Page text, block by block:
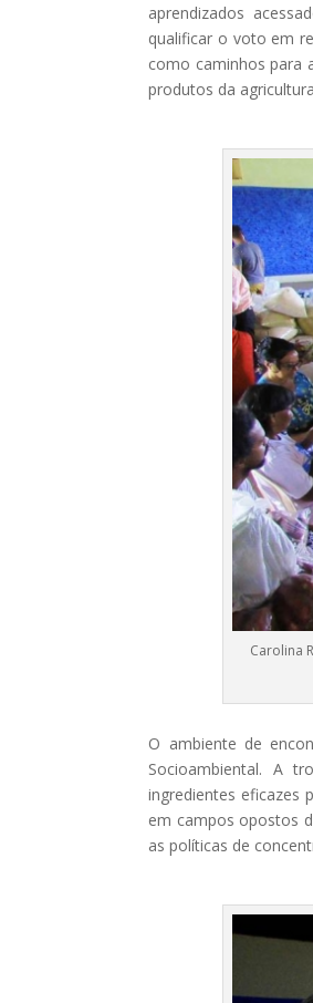
aprendizados
qualificar o voto em
como caminhos para
produtos da
Carolina
O ambiente de
Socioambiental. A
ingredientes eficazes
em campos opostos
as políticas de